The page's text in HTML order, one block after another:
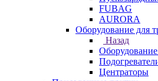
FUBAG
AURORA
Оборудование для
Назад
Центраторы